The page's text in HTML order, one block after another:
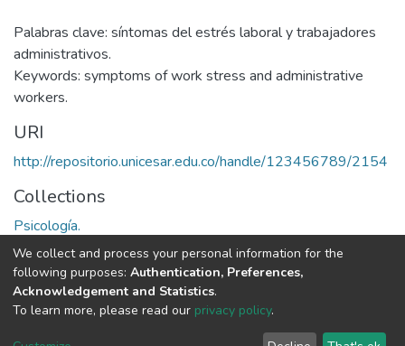
Palabras clave: síntomas del estrés laboral y trabajadores
administrativos.
Keywords: symptoms of work stress and administrative
workers.
URI
http://repositorio.unicesar.edu.co/handle/123456789/2154
Collections
Psicología.
Full item page
DSpace software copyright © 2002-2026
Cookie End User Send
We collect and process your personal information for the
following purposes: Authentication, Preferences,
Acknowledgement and Statistics.
To learn more, please read our privacy policy.